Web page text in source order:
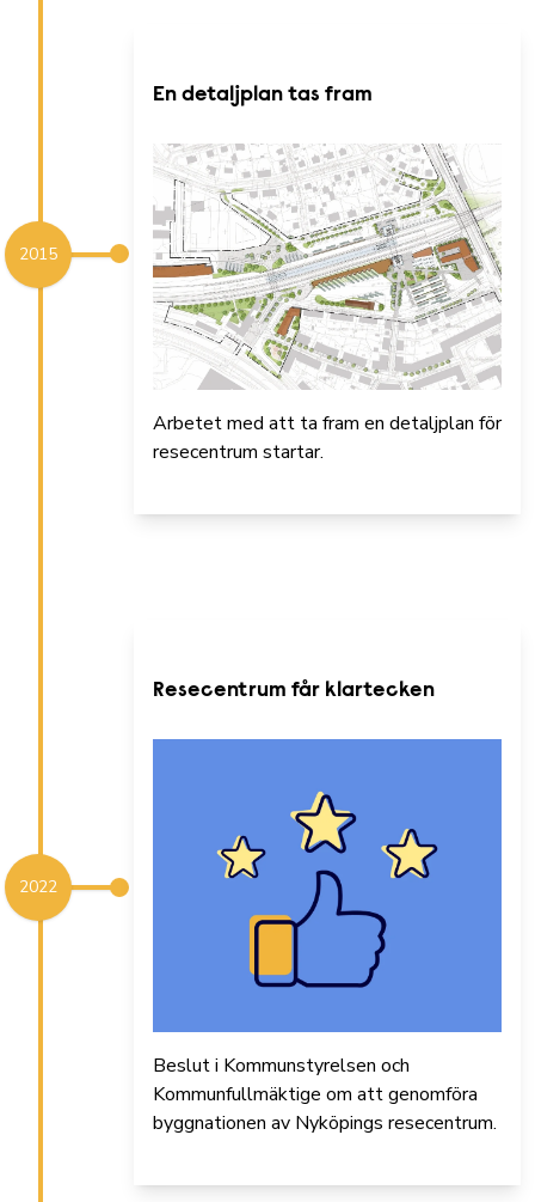
2015
En detaljplan tas fram
Arbetet med att ta fram en detaljplan för
resecentrum startar.
2022
Resecentrum får klartecken
Beslut i Kommunstyrelsen och
Kommunfullmäktige om att genomföra
byggnationen av Nyköpings resecentrum.